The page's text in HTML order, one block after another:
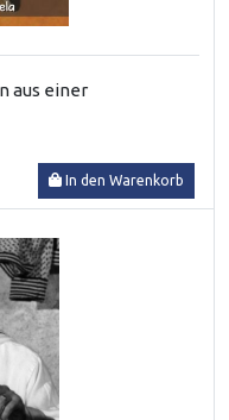
aus einer
In den Warenkorb